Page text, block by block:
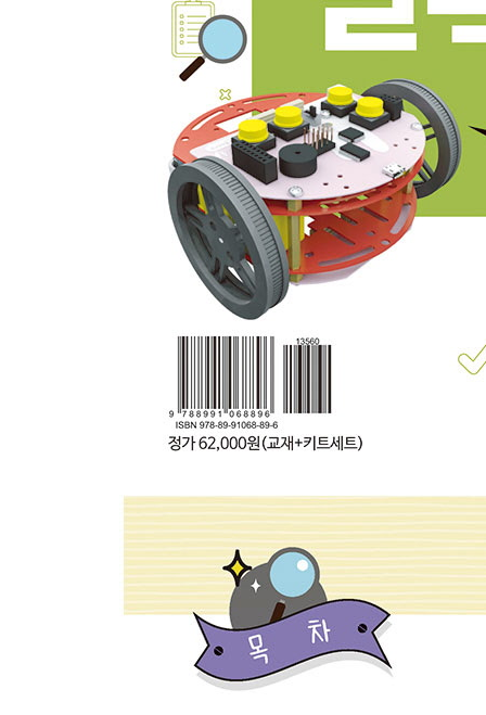
09. 주행 명령 만들기
1. 주행명령이 필요한 이유
2. 주행 명령을 유도하는 과정 (연립방정식을 배운
3. 주행 명령 코드로 구현하기
10. 주행 명령 적용하기
1. 준비하기
2. 주행 명령을 아두이노에 적용하기
3. PWM 만들기
4. 주행 명령 테스트
11. 주행 명령 블록 만들기
3. 젤리비 주행 명령 만들기
12. 적외선 센서값을 이용해서 주행 방향 결정하기
1. 개념 이해하기
2. 실제 구현하기
3. 시작값 적용하기
13. 라인트레이서 만들기
1. 이전 과정 정리하기